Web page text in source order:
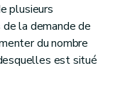
plusieurs
la demande de
du nombre
est situé